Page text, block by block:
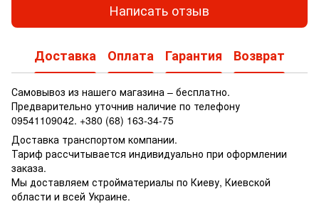
Написать отзыв
Доставка Оплата Гарантия Возврат
Самовывоз из нашего магазина – бесплатно.
Предварительно уточнив наличие по телефону
09541109042. +380 (68) 163-34-75
Доставка транспортом компании.
Тариф рассчитывается индивидуально при оформлении
заказа.
Мы доставляем стройматериалы по Киеву, Киевской
области и всей Украине.